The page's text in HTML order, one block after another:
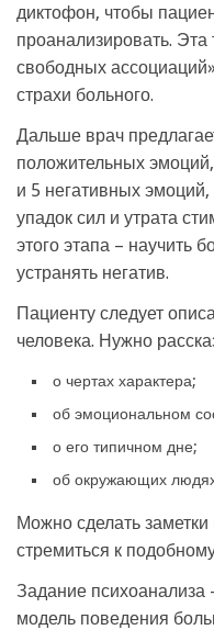
диктофон, чтобы
проанализировать. Эта
свободных
страхи больного.
Дальше врач
положительных
и 5 негативных
упадок сил и утрата
этого этапа – научить
устранять негатив.
Пациенту следует
человека. Нужно
о чертах характера;
об эмоциональном
о его типичном дне;
об окружающих
Можно сделать
стремиться к
Задание
модель поведения